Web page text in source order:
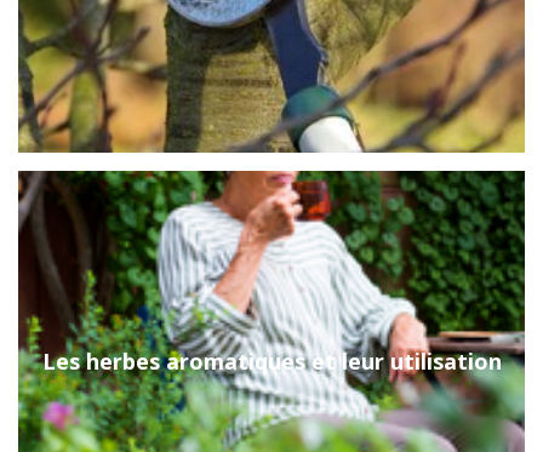
Les herbes aromatiques et leur utilisation